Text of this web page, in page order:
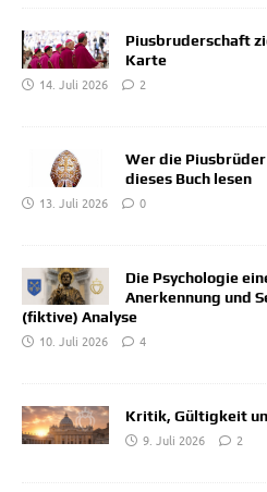
Piusbruderschaft
Karte
14. Juli 2026
2
Wer die
dieses Buch lesen
13. Juli 2026
0
Die Psychologie
Anerkennung und
(fiktive) Analyse
10. Juli 2026
4
Kritik, Gültigkeit
9. Juli 2026
2